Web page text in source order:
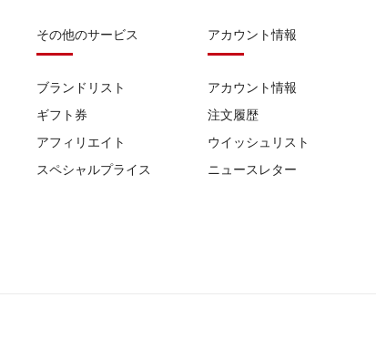
その他のサービス
ブランドリスト
ギフト券
アフィリエイト
スペシャルプライス
アカウント情報
アカウント情報
注文履歴
ウイッシュリスト
ニュースレター